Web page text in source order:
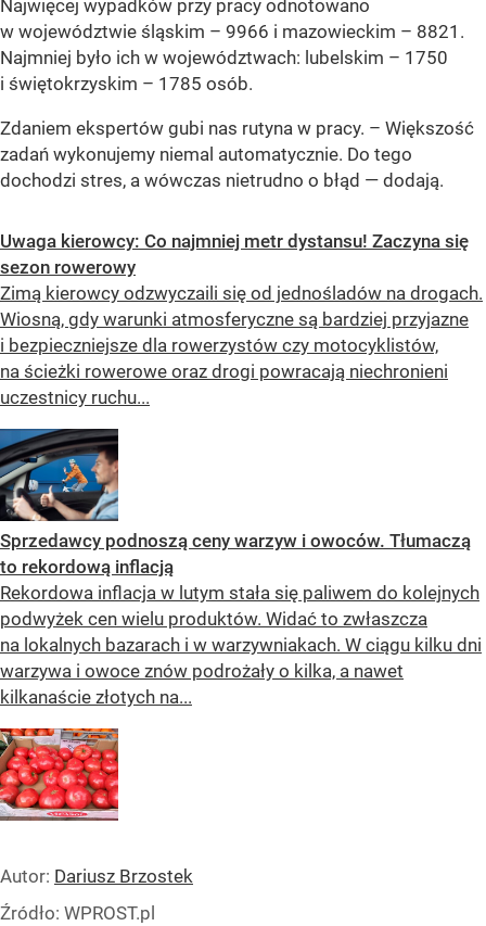
Najwięcej wypadków przy pracy odnotowano
w województwie śląskim – 9966 i mazowieckim – 8821.
Najmniej było ich w województwach: lubelskim – 1750
i świętokrzyskim – 1785 osób.
Zdaniem ekspertów gubi nas rutyna w pracy. – Większość
zadań wykonujemy niemal automatycznie. Do tego
dochodzi stres, a wówczas nietrudno o błąd — dodają.
Uwaga kierowcy: Co najmniej metr dystansu! Zaczyna się
sezon rowerowy
Zimą kierowcy odzwyczaili się od jednośladów na drogach.
Wiosną, gdy warunki atmosferyczne są bardziej przyjazne
i bezpieczniejsze dla rowerzystów czy motocyklistów,
na ścieżki rowerowe oraz drogi powracają niechronieni
uczestnicy ruchu...
Sprzedawcy podnoszą ceny warzyw i owoców. Tłumaczą
to rekordową inflacją
Rekordowa inflacja w lutym stała się paliwem do kolejnych
podwyżek cen wielu produktów. Widać to zwłaszcza
na lokalnych bazarach i w warzywniakach. W ciągu kilku dni
warzywa i owoce znów podrożały o kilka, a nawet
kilkanaście złotych na...
Autor: Dariusz Brzostek
Źródło: WPROST.pl